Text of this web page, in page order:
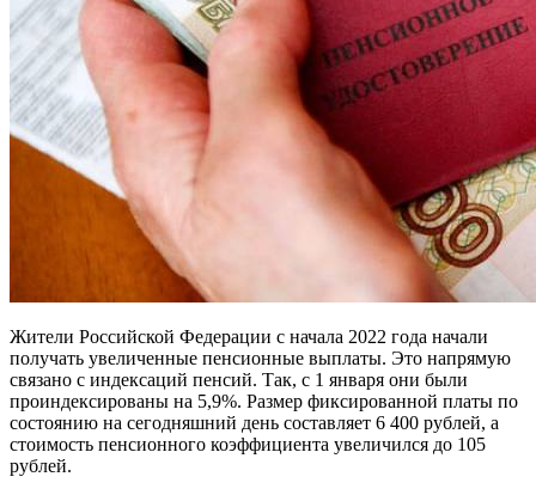
Жители Российской Федерации с начала 2022 года начали
получать увеличенные пенсионные выплаты. Это напрямую
связано с индексаций пенсий. Так, с 1 января они были
проиндексированы на 5,9%. Размер фиксированной платы по
состоянию на сегодняшний день составляет 6 400 рублей, а
стоимость пенсионного коэффициента увеличился до 105
рублей.